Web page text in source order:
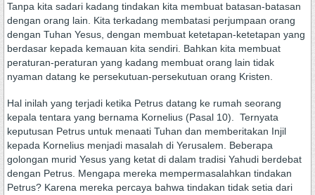
Tanpa kita sadari kadang tindakan kita membuat batasan-batasan
dengan orang lain. Kita terkadang membatasi perjumpaan orang
dengan Tuhan Yesus, dengan membuat ketetapan-ketetapan yang
berdasar kepada kemauan kita sendiri. Bahkan kita membuat
peraturan-peraturan yang kadang membuat orang lain tidak
nyaman datang ke persekutuan-persekutuan orang Kristen.
Hal inilah yang terjadi ketika Petrus datang ke rumah seorang
kepala tentara yang bernama Kornelius (Pasal 10). Ternyata
keputusan Petrus untuk menaati Tuhan dan memberitakan Injil
kepada Kornelius menjadi masalah di Yerusalem. Beberapa
golongan murid Yesus yang ketat di dalam tradisi Yahudi berdebat
dengan Petrus. Mengapa mereka mempermasalahkan tindakan
Petrus? Karena mereka percaya bahwa tindakan tidak setia dari